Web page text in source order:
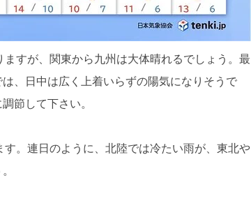
すが、関東から九州は大体晴れるでしょう。最
、日中は広く上着いらずの陽気になりそうで
節して下さい。
。連日のように、北陸では冷たい雨が、東北や